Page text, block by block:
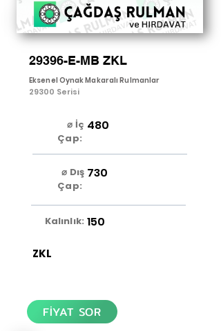
29396-E-MB ZKL
Eksenel Oynak Makaralı Rulmanlar
29300 Serisi
⌀ İç
Çap:
480
⌀ Dış
Çap:
730
Kalınlık: 150
ZKL
FİYAT SOR